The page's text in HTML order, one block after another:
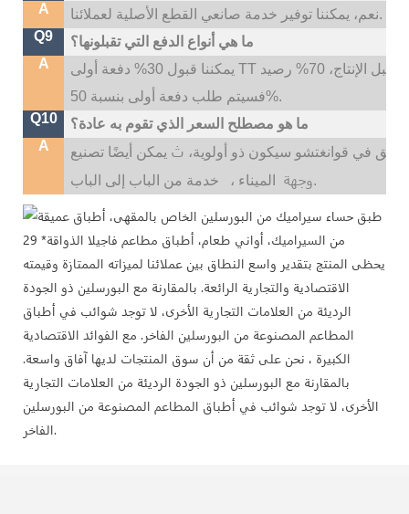
A
نعم، يمكننا توفير خدمة صانعي القطع الأصلية لعملائنا.
Q9
ما هي أنواع الدفع التي تقبلونها؟
A
يمكننا قبول 30% دفعة أولى TT قبل الإنتاج، 70% رصيد TT قبل التسليم؛ إذا كنت بحاجة إلى شعار مخصص،
فسيتم طلب دفعة أولى بنسبة 50%.
Q10
ما هو مصطلح السعر الذي تقوم به عادة؟
A
في قوانغتشو سيكون ذو أولوية، ث
وجهة
الميناء ، خدمة من الباب إلى الباب.
يحظى المنتج بتقدير واسع النطاق بين عملائنا لميزاته الممتازة وقيمته
الاقتصادية والتجارية الرائعة. بالمقارنة مع البورسلين ذو الجودة
الرديئة من العلامات التجارية الأخرى، لا توجد شوائب في أطباق
المطاعم المصنوعة من البورسلين الفاخر. مع الفوائد الاقتصادية
الكبيرة ، نحن على ثقة من أن سوق المنتجات لديها آفاق واسعة.
بالمقارنة مع البورسلين ذو الجودة الرديئة من العلامات التجارية
الأخرى، لا توجد شوائب في أطباق المطاعم المصنوعة من البورسلين
الفاخر.